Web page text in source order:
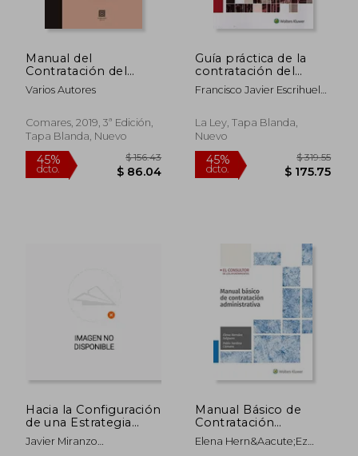
Manual del
Contratación del
Secto Público
Adaptado a la ley 9
Varios Autores
Comares, 2019, 3ª Edición,
Tapa Blanda, Nuevo
Guía práctica de la
contratación del
sector público (4.ª
Edición)
Francisco Javier Escrihuela
La Ley, Tapa Blanda,
Nuevo
45%
dcto.
Hacia la Configuración
de una Estrategia
Eficiente de
Integridad en la
Javier Miranzo
Manual Básico de
Contratación
Administrativa
Elena Hern&Aacute;Ez